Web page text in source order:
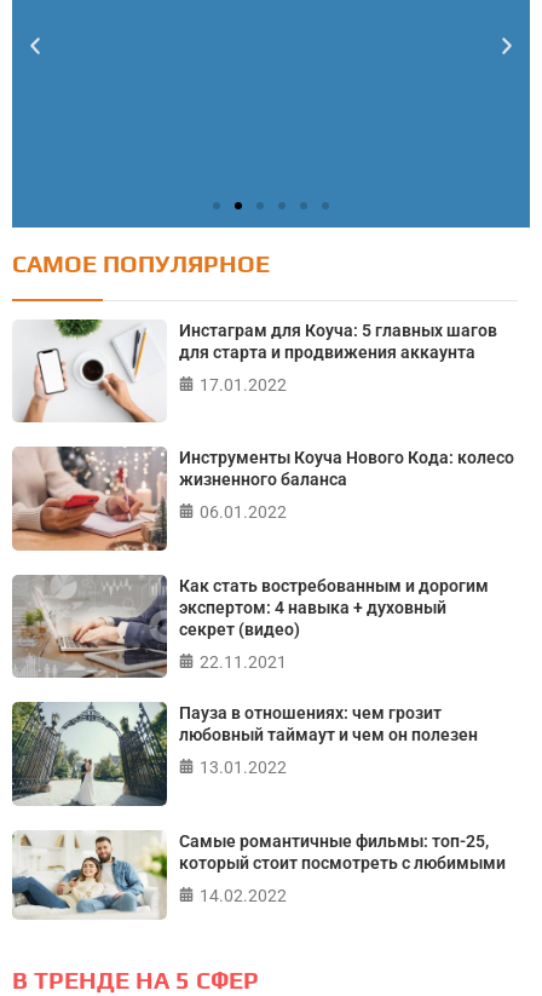
Тест: Как я контролирую свою жизнь?
Онлайн тест на основе шкалы локуса контроля
Джулиана Роттера
САМОЕ ПОПУЛЯРНОЕ
Инстаграм для Коуча: 5 главных шагов
для старта и продвижения аккаунта
17.01.2022
Инструменты Коуча Нового Кода: колесо
жизненного баланса
06.01.2022
Как стать востребованным и дорогим
экспертом: 4 навыка + духовный
секрет (видео)
22.11.2021
Пауза в отношениях: чем грозит
любовный таймаут и чем он полезен
13.01.2022
Самые романтичные фильмы: топ-25,
который стоит посмотреть с любимыми
14.02.2022
В ТРЕНДЕ НА 5 СФЕР